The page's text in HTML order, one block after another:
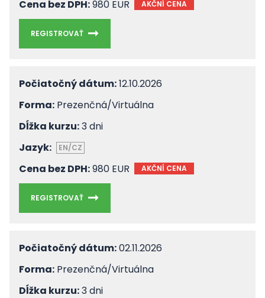
Cena bez DPH:980 EUR AKČNÍ CENA
REGISTROVAŤ
Počiatočný dátum:12.10.2026
Forma: Prezenčná/Virtuálna
Dĺžka kurzu:3 dni
Jazyk:
EN/CZ
Cena bez DPH:980 EUR AKČNÍ CENA
REGISTROVAŤ
Počiatočný dátum:02.11.2026
Forma: Prezenčná/Virtuálna
Dĺžka kurzu:3 dni